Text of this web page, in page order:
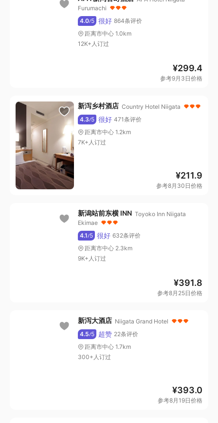
Furumachi
4.0/5 很好 864条评价
距离市中心 1.0km
12K+人订过
¥299.4
参考9月3日价格
新泻乡村酒店 Country Hotel Niigata
4.3/5 很好 471条评价
距离市中心 1.2km
7K+人订过
¥211.9
参考8月30日价格
新潟站前东横 INN Toyoko Inn Niigata
Ekimae
4.1/5 很好 632条评价
距离市中心 2.3km
9K+人订过
¥391.8
参考8月25日价格
新泻大酒店 Niigata Grand Hotel
4.5/5 超赞 22条评价
距离市中心 1.7km
300+人订过
¥393.0
参考8月19日价格